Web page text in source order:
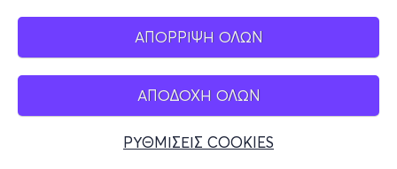
ΑΠΟΡΡΙΨΗ ΟΛΩΝ
ΑΠΟΔΟΧΗ ΟΛΩΝ
ΡΥΘΜΙΣΕΙΣ COOKIES